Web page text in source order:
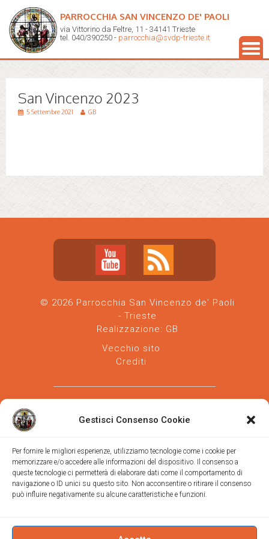
Gestisci Consenso Cookie
Per fornire le migliori esperienze, utilizziamo tecnologie come i cookie per
memorizzare e/o accedere alle informazioni del dispositivo. Il consenso a
queste tecnologie ci permetterà di elaborare dati come il comportamento di
navigazione o ID unici su questo sito. Non acconsentire o ritirare il consenso
può influire negativamente su alcune caratteristiche e funzioni.
PARROCCHIA SAN VINCENZO DE' PAOLI
via Vittorino da Feltre, 11 - 34141 Trieste
tel. 040/390250 - parrocchia@svdp-trieste.it
San Vincenzo 2023
5 Settembre 2021 GB
© 2026 Parrocchia San Vincenzo de' Paoli
- Trieste
Realizzazione: GB
Vecchio sito
Crediti
Parrocchia san Vincenzo de' Paoli-Diocesi
di Trieste
via Vittorino da Feltre, 11 (chiesa)
Trieste